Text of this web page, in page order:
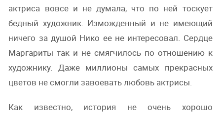
актриса вовсе и не думала, что по ней тоскует
бедный художник. Изможденный и не имеющий
ничего за душой Нико ее не интересовал. Сердце
Маргариты так и не смягчилось по отношению к
художнику. Даже миллионы самых прекрасных
цветов не смогли завоевать любовь актрисы.
Как известно, история не очень хорошо